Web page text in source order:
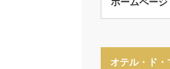
ホームページ
オテル・ド・